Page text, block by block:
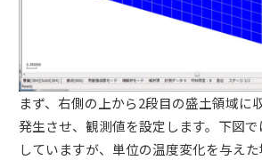
まず、右側の上から2段目の盛土領域に
発生させ、観測値を設定します。下図
していますが、単位の温度変化を与え